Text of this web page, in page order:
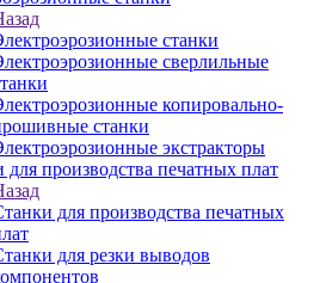
станки
сверлильные
копировально-
станки
экстракторы
для производства печатных плат
для производства печатных
для резки выводов